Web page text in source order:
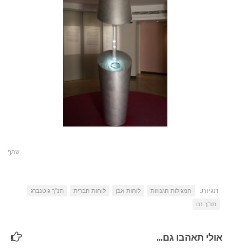
שתף
תגיות: המגילות הגנוזות לוחות אבן לוחות הברית
תנ"ך גוטנברג
תנ"ך ננו
אולי תאהבו גם...